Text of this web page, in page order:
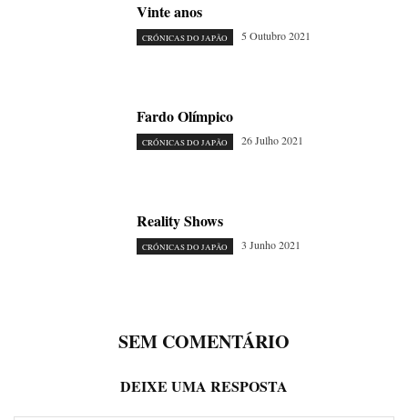
Vinte anos
CRÓNICAS DO JAPÃO 5 Outubro 2021
Fardo Olímpico
CRÓNICAS DO JAPÃO 26 Julho 2021
Reality Shows
CRÓNICAS DO JAPÃO 3 Junho 2021
SEM COMENTÁRIO
DEIXE UMA RESPOSTA